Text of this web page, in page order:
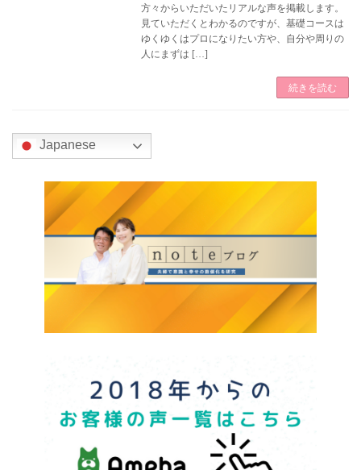
方々からいただいたリアルな声を掲載します。
見ていただくとわかるのですが、基礎コースは
ゆくゆくはプロになりたい方や、自分や周りの
人にまずは […]
続きを読む
Japanese